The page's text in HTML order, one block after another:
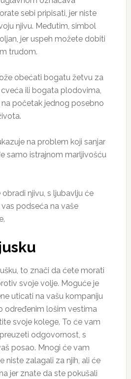
sebi pripisati, jer niste
njivu. Međutim, simbol
jer uspeh možete dobiti
trudom.
obećati bogatu žetvu za
ili bogata plodovima,
početak jednog posebno
na problem koji sanjar
samo istrajnom marljivošću
njivu, s ljubavlju će
podseća na vaše
to znači da ćete morati
svoje volje. Moguće je
uticati na vašu kompaniju
određenim lošim vestima
svoje kolege. To će vam
odgovornost, s
posao. Mnogi će vam
niste zalagali za njih, ali će
jer znate da ste pokušali